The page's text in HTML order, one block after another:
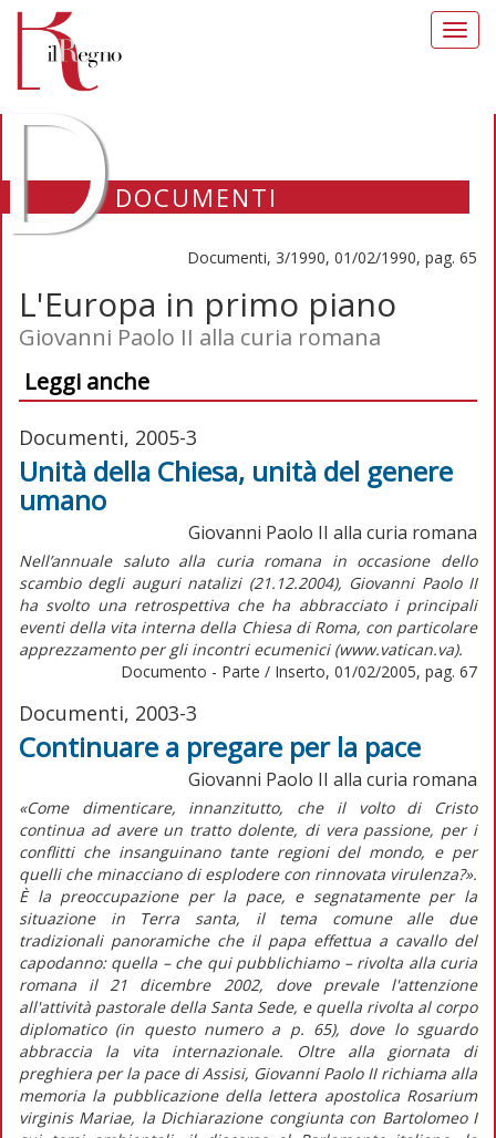
DOCUMENTI
Documenti, 3/1990, 01/02/1990, pag. 65
L'Europa in primo piano
Giovanni Paolo II alla curia romana
Leggi anche
Documenti, 2005-3
Unità della Chiesa, unità del genere
umano
Giovanni Paolo II alla curia romana
Nell’annuale saluto alla curia romana in occasione dello
scambio degli auguri natalizi (21.12.2004), Giovanni Paolo II
ha svolto una retrospettiva che ha abbracciato i principali
eventi della vita interna della Chiesa di Roma, con particolare
apprezzamento per gli incontri ecumenici (www.vatican.va).
Documento - Parte / Inserto, 01/02/2005, pag. 67
Documenti, 2003-3
Continuare a pregare per la pace
Giovanni Paolo II alla curia romana
«Come dimenticare, innanzitutto, che il volto di Cristo
continua ad avere un tratto dolente, di vera passione, per i
conflitti che insanguinano tante regioni del mondo, e per
quelli che minacciano di esplodere con rinnovata virulenza?».
È la preoccupazione per la pace, e segnatamente per la
situazione in Terra santa, il tema comune alle due
tradizionali panoramiche che il papa effettua a cavallo del
capodanno: quella – che qui pubblichiamo – rivolta alla curia
romana il 21 dicembre 2002, dove prevale l'attenzione
all'attività pastorale della Santa Sede, e quella rivolta al corpo
diplomatico (in questo numero a p. 65), dove lo sguardo
abbraccia la vita internazionale. Oltre alla giornata di
preghiera per la pace di Assisi, Giovanni Paolo II richiama alla
memoria la pubblicazione della lettera apostolica Rosarium
virginis Mariae, la Dichiarazione congiunta con Bartolomeo I